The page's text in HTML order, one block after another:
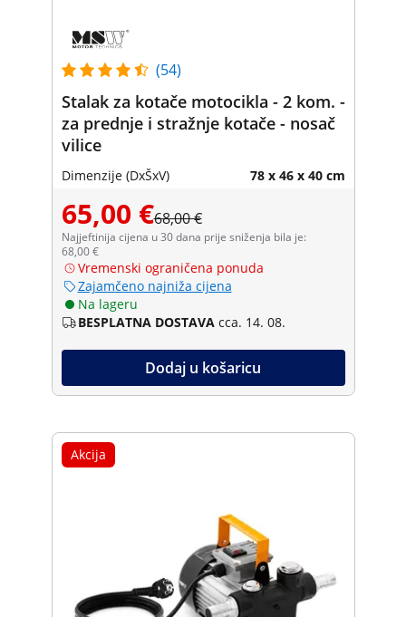
(54)
Stalak za kotače motocikla - 2 kom. -
za prednje i stražnje kotače - nosač
vilice
Dimenzije (DxŠxV) 78 x 46 x 40 cm
65,00 €68,00 €
Najjeftinija cijena u 30 dana prije sniženja bila je:
68,00 €
Vremenski ograničena ponuda
Zajamčeno najniža cijena
Na lageru
BESPLATNA DOSTAVA cca. 14. 08.
Dodaj u košaricu
Akcija